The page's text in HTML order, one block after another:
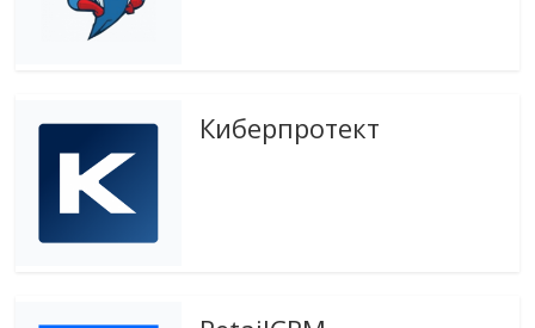
людей
изменения
читателем.
Киберпротект